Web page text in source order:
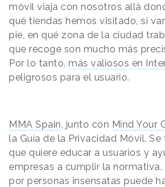
móvil viaja con nosotros allá
qué tiendas hemos visitado, si
pie, en qué zona de la ciudad
que recoge son mucho más
Por lo tanto, más valiosos en
peligrosos para el usuario.
MMA Spain , junto con Mind Your
la Guía de la Privacidad Móvil.
que quiere educar a usuarios y
empresas a cumplir la
por personas insensatas puede